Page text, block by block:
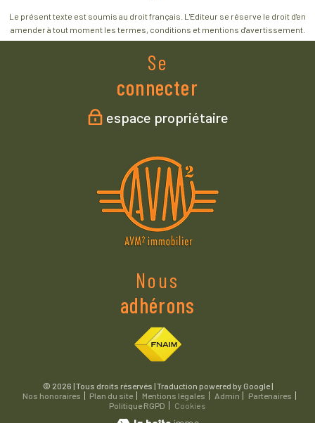
Le présent texte est soumis au droit français. L'Editeur se réserve le droit d'en
amender à tout moment les termes, conditions et mentions d'avertissement.
Se
connecter
espace propriétaire
Nous
adhérons
© 2026 | Tous droits réservés | Traduction powered by Google |
Nos honoraires
Plan du site Mentions légales Admin
Partenaires
Politique RGPD
Cookies